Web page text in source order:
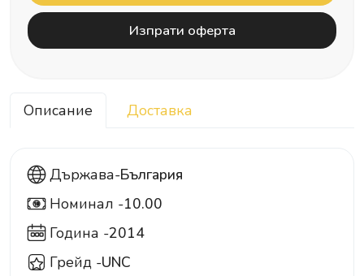
Изпрати оферта
Описание Доставка
Държава-България
10 Номинал -10.00
Година -2014
Грейд -UNC